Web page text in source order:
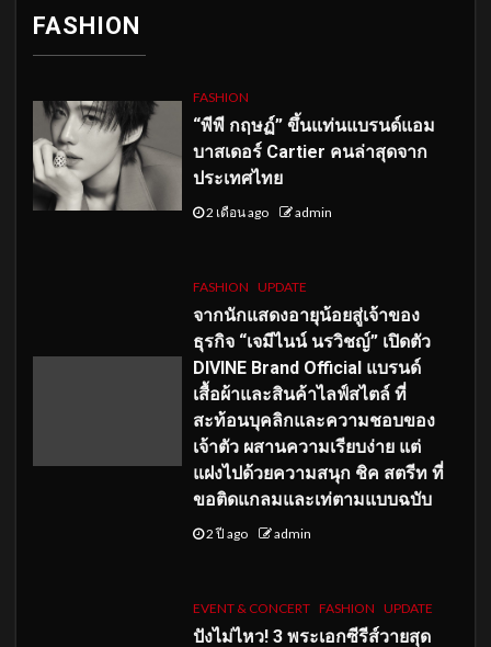
FASHION
FASHION
“พีพี กฤษฏ์” ขึ้นแท่นแบรนด์แอม
บาสเดอร์ Cartier คนล่าสุดจาก
ประเทศไทย
2 เดือน ago admin
FASHION UPDATE
จากนักแสดงอายุน้อยสู่เจ้าของ
ธุรกิจ “เจมีไนน์ นรวิชญ์” เปิดตัว
DIVINE Brand Official แบรนด์
เสื้อผ้าและสินค้าไลฟ์สไตล์ ที่
สะท้อนบุคลิกและความชอบของ
เจ้าตัว ผสานความเรียบง่าย แต่
แฝงไปด้วยความสนุก ชิค สตรีท ที่
ขอติดแกลมและเท่ตามแบบฉบับ
2 ปี ago admin
EVENT & CONCERT FASHION UPDATE
ปังไม่ไหว! 3 พระเอกซีรีส์วายสุด